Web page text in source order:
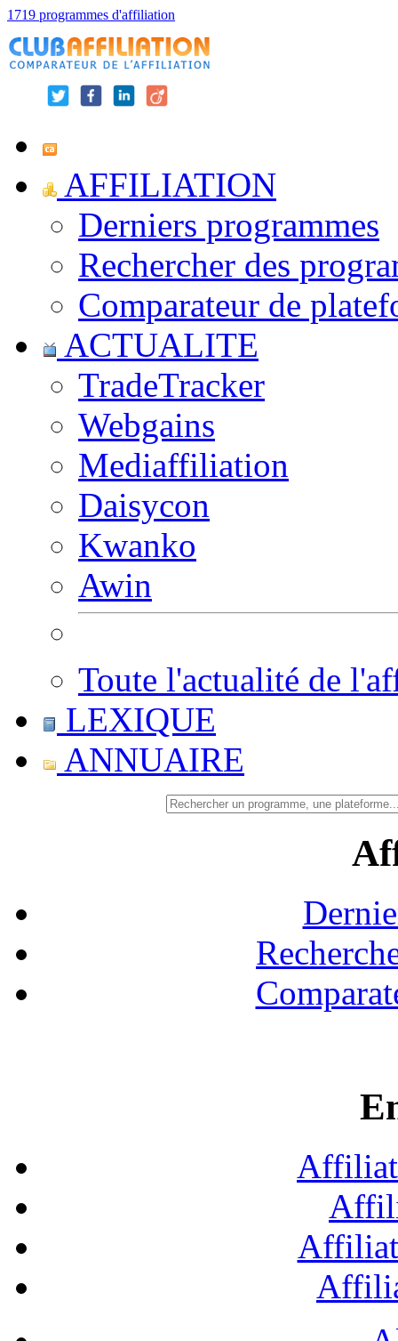
1719 programmes d'affiliation
AFFILIATION
Derniers programmes
Rechercher des
Comparateur de
ACTUALITE
TradeTracker
Webgains
Mediaffiliation
Daisycon
Kwanko
Awin
Toute l'actualité de
LEXIQUE
ANNUAIRE